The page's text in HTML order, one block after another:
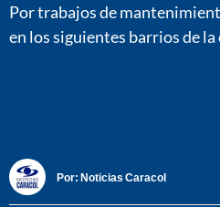
Por trabajos de
en los siguientes barrios de la
Por: Noticias Caracol